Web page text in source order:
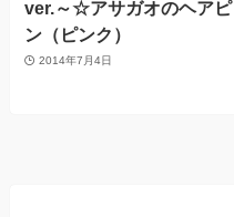
ver.～☆アサガオのヘアピ
ン（ピンク）
2014年7月4日